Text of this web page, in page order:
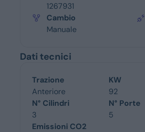
1267931
Cambio
Manuale
Dati tecnici
Trazione
Anteriore
KW
92
N° Cilindri
3
N° Porte
5
Emissioni CO2